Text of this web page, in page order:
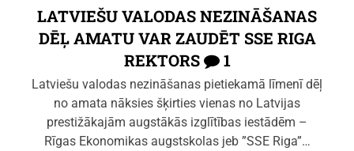
LATVIEŠU VALODAS NEZINĀŠANAS
DĒĻ AMATU VAR ZAUDĒT SSE RIGA
REKTORS
1
Latviešu valodas nezināšanas pietiekamā līmenī dēļ
no amata nāksies šķirties vienas no Latvijas
prestižākajām augstākās izglītības iestādēm –
Rīgas Ekonomikas augstskolas jeb ”SSE Riga”…